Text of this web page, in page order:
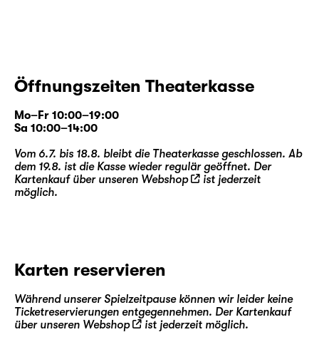
Öffnungszeiten Theaterkasse
Mo–Fr 10:00–19:00
Sa 10:00–14:00
Vom 6.7. bis 18.8. bleibt die Theaterkasse geschlossen. Ab
dem 19.8. ist die Kasse wieder regulär geöffnet. Der
Kartenkauf über unseren Webshop
ist jederzeit
möglich.
Karten reservieren
Während unserer Spielzeitpause können wir leider keine
Ticketreservierungen entgegennehmen. Der Kartenkauf
über unseren Webshop ist jederzeit möglich.